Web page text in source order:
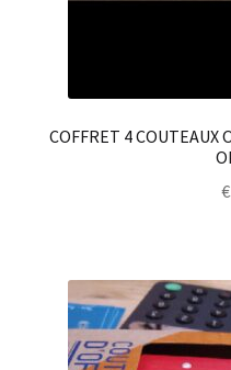
COFFRET 4 COUTEAUX
€